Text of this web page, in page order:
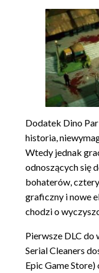
Dodatek Dino
historia,
Wtedy jednak
odnoszących się
bohaterów,
graficzny i nowe
chodzi o
Pierwsze DLC do
Serial Cleaners
Epic Game